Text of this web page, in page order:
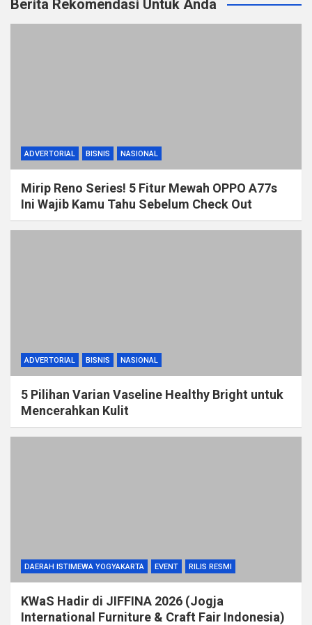
Berita Rekomendasi Untuk Anda
ADVERTORIAL BISNIS NASIONAL
Mirip Reno Series! 5 Fitur Mewah OPPO A77s
Ini Wajib Kamu Tahu Sebelum Check Out
ADVERTORIAL BISNIS NASIONAL
5 Pilihan Varian Vaseline Healthy Bright untuk
Mencerahkan Kulit
DAERAH ISTIMEWA YOGYAKARTA EVENT RILIS RESMI
KWaS Hadir di JIFFINA 2026 (Jogja
International Furniture & Craft Fair Indonesia)